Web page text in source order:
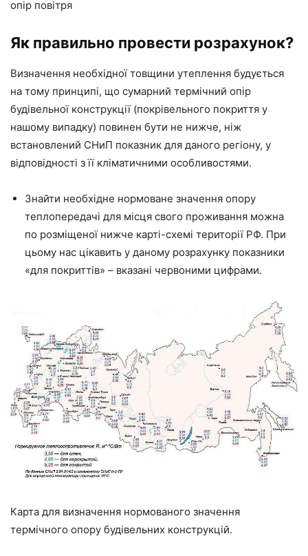
опір повітря
Як правильно провести розрахунок?
Визначення необхідної товщини утеплення будується
на тому принципі, що сумарний термічний опір
будівельної конструкції (покрівельного покриття у
нашому випадку) повинен бути не нижче, ніж
встановлений СНиП показник для даного регіону, у
відповідності з її кліматичними особливостями.
Знайти необхідне нормоване значення опору
теплопередачі для місця свого проживання можна
по розміщеної нижче карті-схемі території РФ. При
цьому нас цікавить у даному розрахунку показники
«для покриттів» – вказані червоними цифрами.
Карта для визначення нормованого значення
термічного опору будівельних конструкцій.